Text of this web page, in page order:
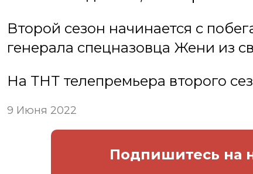
Второй сезон начинается с
генерала спецназовца Жени из
На ТНТ телепремьера второго
9 Июня 2022
Подпишитесь на